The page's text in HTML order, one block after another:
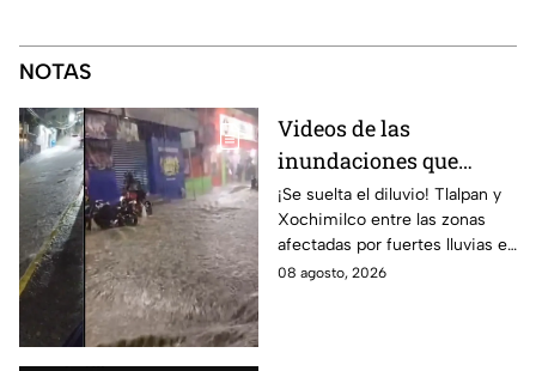
NOTAS
Videos de las
inundaciones que
dejaron las lluvias en
Tlalpan y Xochimilco
por lluvias intensas
¡Se suelta el diluvio! Tlalpan y
Xochimilco entre las zonas
afectadas por fuertes lluvias en
CDMX. Conce qué otras
08 agosto, 2026